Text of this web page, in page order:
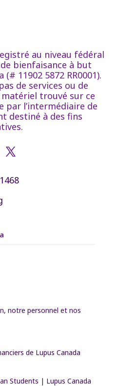
au niveau fédéral
bienfaisance à but
11902 5872 RR0001).
de services ou de
trouvé sur ce
par l’intermédiaire de
destiné à des fins
notre personnel et nos
de Lupus Canada
Students | Lupus Canada